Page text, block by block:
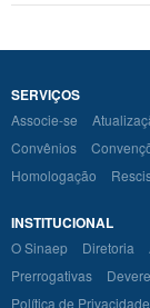
SERVIÇOS
Associe-se
Convênios
Homologação
INSTITUCIONAL
O Sinaep Diretoria
Prerrogativas
Política de Privacidade